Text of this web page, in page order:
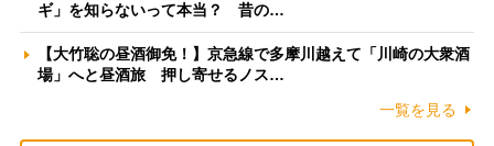
ギ」を知らないって本当？ 昔の…
【大竹聡の昼酒御免！】京急線で多摩川越えて「川崎の大衆酒
場」へと昼酒旅 押し寄せるノス…
一覧を見る